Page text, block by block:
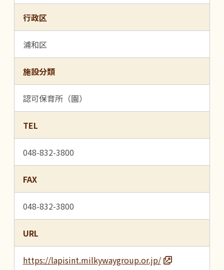
行政区
浦和区
施設分類
認可保育所（園）
TEL
048-832-3800
FAX
048-832-3800
URL
https://lapisint.milkywaygroup.or.jp/